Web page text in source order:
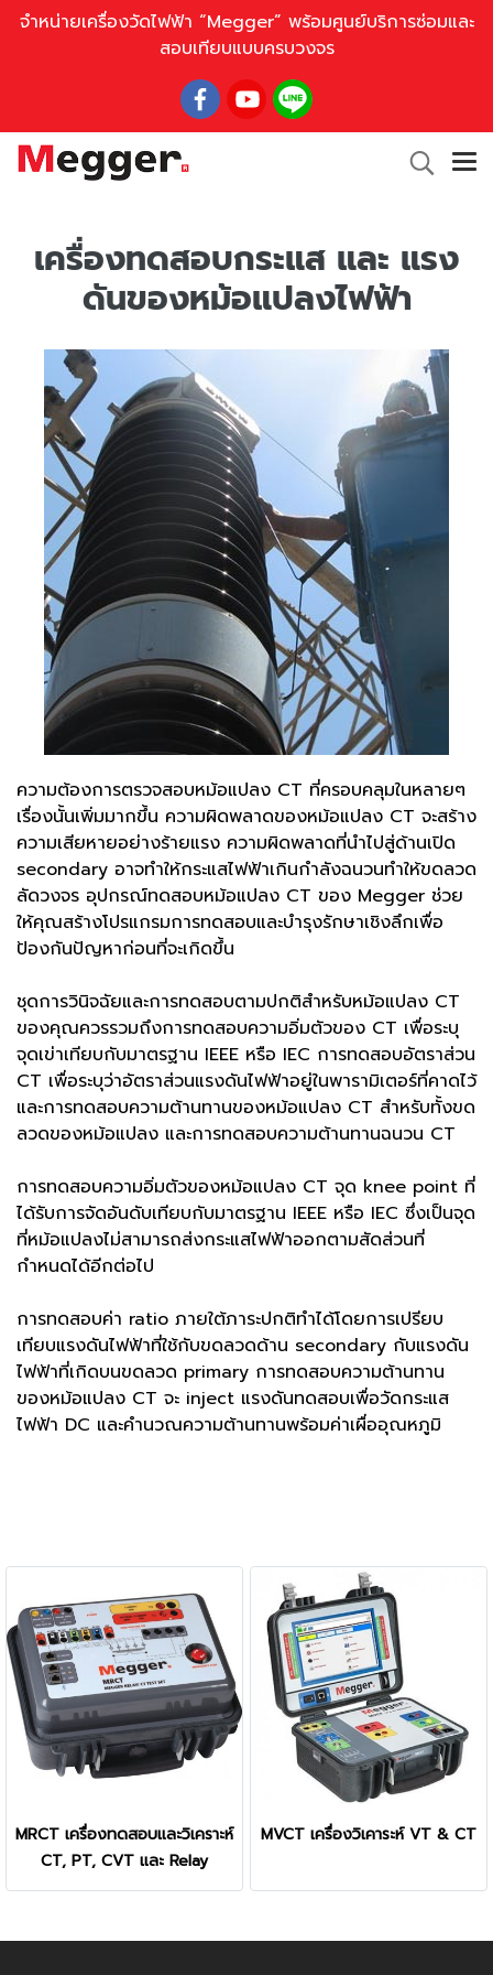
จำหน่ายเครื่องวัดไฟฟ้า “Megger” พร้อมศูนย์บริการซ่อมและ
สอบเทียบแบบครบวงจร
เครื่องทดสอบกระแส และ แรง
ดันของหม้อแปลงไฟฟ้า
ความต้องการตรวจสอบหม้อแปลง CT ที่ครอบคลุมในหลายๆ
เรื่องนั้นเพิ่มมากขึ้น ความผิดพลาดของหม้อแปลง CT จะสร้าง
ความเสียหายอย่างร้ายแรง ความผิดพลาดที่นำไปสู่ด้านเปิด
secondary อาจทำให้กระแสไฟฟ้าเกินกำลังฉนวนทำให้ขดลวด
ลัดวงจร อุปกรณ์ทดสอบหม้อแปลง CT ของ Megger ช่วย
ให้คุณสร้างโปรแกรมการทดสอบและบำรุงรักษาเชิงลึกเพื่อ
ป้องกันปัญหาก่อนที่จะเกิดขึ้น
ชุดการวินิจฉัยและการทดสอบตามปกติสำหรับหม้อแปลง CT
ของคุณควรรวมถึงการทดสอบความอิ่มตัวของ CT เพื่อระบุ
จุดเข่าเทียบกับมาตรฐาน IEEE หรือ IEC การทดสอบอัตราส่วน
CT เพื่อระบุว่าอัตราส่วนแรงดันไฟฟ้าอยู่ในพารามิเตอร์ที่คาดไว้
และการทดสอบความต้านทานของหม้อแปลง CT สำหรับทั้งขด
ลวดของหม้อแปลง และการทดสอบความต้านทานฉนวน CT
การทดสอบความอิ่มตัวของหม้อแปลง CT จุด knee point ที่
ได้รับการจัดอันดับเทียบกับมาตรฐาน IEEE หรือ IEC ซึ่งเป็นจุด
ที่หม้อแปลงไม่สามารถส่งกระแสไฟฟ้าออกตามสัดส่วนที่
กำหนดได้อีกต่อไป
การทดสอบค่า ratio ภายใต้ภาระปกติทำได้โดยการเปรียบ
เทียบแรงดันไฟฟ้าที่ใช้กับขดลวดด้าน secondary กับแรงดัน
ไฟฟ้าที่เกิดบนขดลวด primary การทดสอบความต้านทาน
ของหม้อแปลง CT จะ inject แรงดันทดสอบเพื่อวัดกระแส
ไฟฟ้า DC และคำนวณความต้านทานพร้อมค่าเผื่ออุณหภูมิ
MRCT เครื่องทดสอบและวิเคราะห์
CT, PT, CVT และ Relay
MVCT เครื่องวิเคาระห์ VT & CT